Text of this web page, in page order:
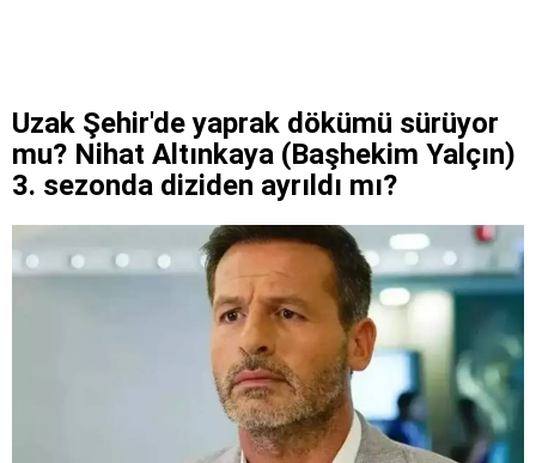
Uzak Şehir'de yaprak dökümü sürüyor
mu? Nihat Altınkaya (Başhekim Yalçın)
3. sezonda diziden ayrıldı mı?